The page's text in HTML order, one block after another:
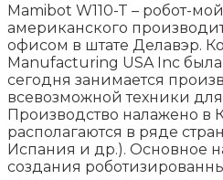
Mamibot W110-T – робот-
американского
офисом в штате Делавэр.
Manufacturing USA Inc была
сегодня занимается
всевозможной техники для
Производство налажено в
располагаются в ряде
Испания и др.). Основное
создания